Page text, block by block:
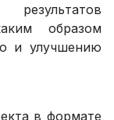
образом
и улучшению
в формате